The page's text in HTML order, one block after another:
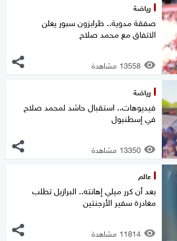
رياضة
صفقة مدوية.. طرابزون سبور يعلن
الاتفاق مع محمد صلاح
13558 مشاهدة
رياضة
فيديوهات.. استقبال حاشد لمحمد صلاح
في إسطنبول
13350 مشاهدة
عالم
بعد أن كرر ميلي إهانته.. البرازيل تطلب
مغادرة سفير الأرجنتين
11814 مشاهدة